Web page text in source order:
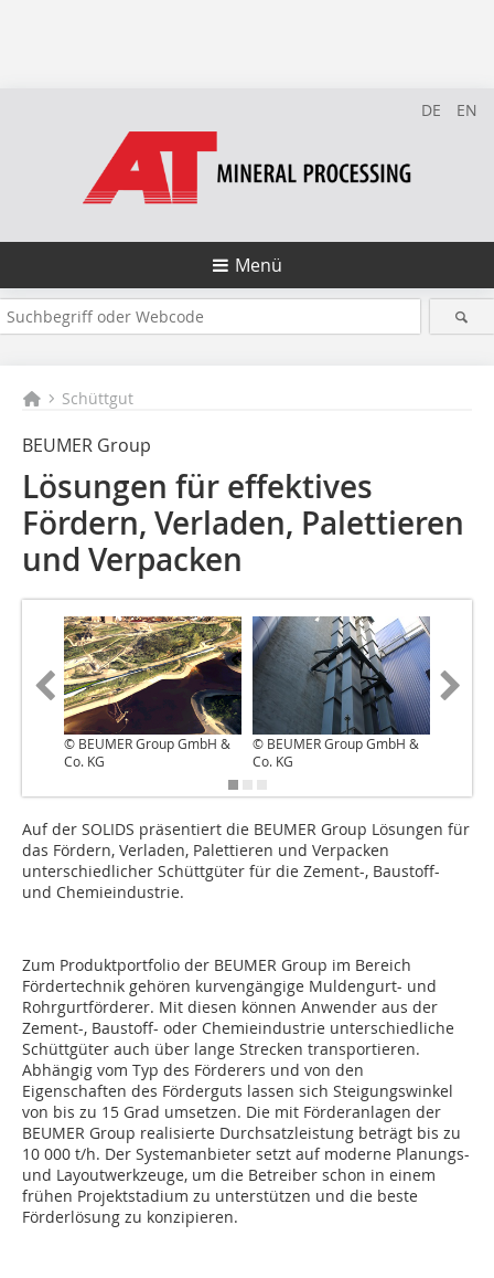
DE EN
Menü
Schüttgut
BEUMER Group
Lösungen für effektives
Fördern, ­Verladen, Palettieren
und Verpacken
© BEUMER Group GmbH &
Co. KG
© BEUMER Group GmbH &
Co. KG
Auf der SOLIDS präsentiert die BEUMER Group Lösungen für
das Fördern, Verladen, Palettieren und Verpacken
unterschiedlicher Schüttgüter für die Zement-, Baustoff-
und Chemieindustrie.
Zum Produktportfolio der BEUMER Group im Bereich
Fördertechnik gehören kurvengängige Muldengurt- und
Rohrgurtförderer. Mit diesen können Anwender aus der
Zement-, Baustoff- oder Chemieindustrie unterschiedliche
Schüttgüter auch über lange Strecken transportieren.
Abhängig vom Typ des Förderers und von den
Eigenschaften des Förderguts lassen sich Steigungswinkel
von bis zu 15 Grad umsetzen. Die mit Förderanlagen der
BEUMER Group realisierte Durchsatzleistung beträgt bis zu
10 000 t/h. Der Systemanbieter setzt auf moderne Planungs-
und Layoutwerkzeuge, um die Betreiber schon in einem
frühen Projektstadium zu unterstützen und die beste
Förderlösung zu konzipieren.